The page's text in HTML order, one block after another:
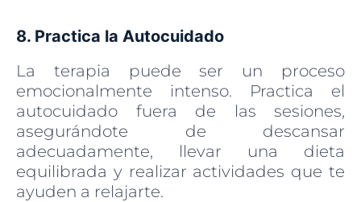
8. Practica la Autocuidado
La terapia puede ser un proceso
emocionalmente intenso. Practica el
autocuidado fuera de las sesiones,
asegurándote de descansar
adecuadamente, llevar una dieta
equilibrada y realizar actividades que te
ayuden a relajarte.